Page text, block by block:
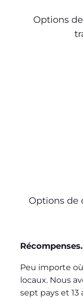
Options
Options de
Peu importe
locaux. Nous
sept pays et 13